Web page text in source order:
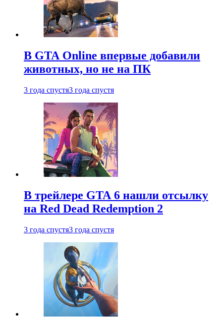
В GTA Online впервые добавили
животных, но не на ПК
3 года спустя3 года спустя
В трейлере GTA 6 нашли отсылку
на Red Dead Redemption 2
3 года спустя3 года спустя